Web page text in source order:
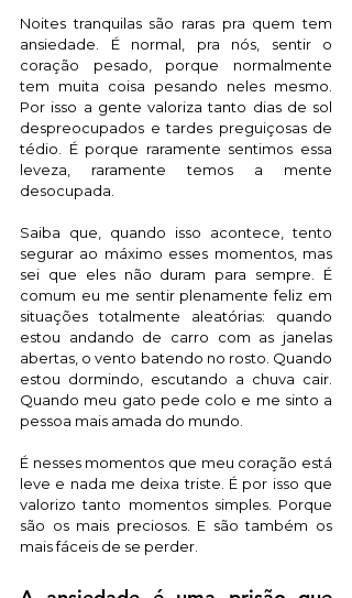
Noites tranquilas são raras pra quem tem
ansiedade. É normal, pra nós, sentir o
coração pesado, porque normalmente
tem muita coisa pesando neles mesmo.
Por isso a gente valoriza tanto dias de sol
despreocupados e tardes preguiçosas de
tédio. É porque raramente sentimos essa
leveza, raramente temos a mente
desocupada.
Saiba que, quando isso acontece, tento
segurar ao máximo esses momentos, mas
sei que eles não duram para sempre. É
comum eu me sentir plenamente feliz em
situações totalmente aleatórias: quando
estou andando de carro com as janelas
abertas, o vento batendo no rosto. Quando
estou dormindo, escutando a chuva cair.
Quando meu gato pede colo e me sinto a
pessoa mais amada do mundo.
É nesses momentos que meu coração está
leve e nada me deixa triste. É por isso que
valorizo tanto momentos simples. Porque
são os mais preciosos. E são também os
mais fáceis de se perder.